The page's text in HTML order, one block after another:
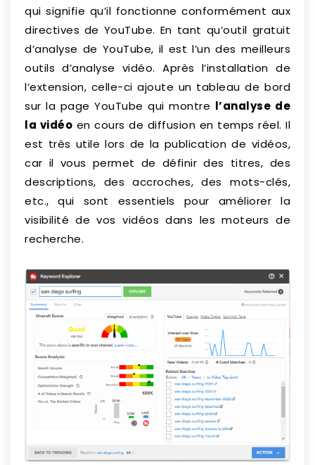
qui signifie qu’il fonctionne conformément aux
directives de YouTube. En tant qu’outil gratuit
d’analyse de YouTube, il est l’un des meilleurs
outils d’analyse vidéo. Après l’installation de
l’extension, celle-ci ajoute un tableau de bord
sur la page YouTube qui montre l’analyse de
la vidéo en cours de diffusion en temps réel. Il
est très utile lors de la publication de vidéos,
car il vous permet de définir des titres, des
descriptions, des accroches, des mots-clés,
etc., qui sont essentiels pour améliorer la
visibilité de vos vidéos dans les moteurs de
recherche.